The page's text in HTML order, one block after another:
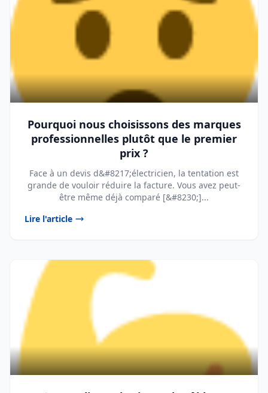
Pourquoi nous choisissons des marques
professionnelles plutôt que le premier
prix ?
Face à un devis d&#8217;électricien, la tentation est
grande de vouloir réduire la facture. Vous avez peut-
être même déjà comparé [&#8230;]...
Lire l'article